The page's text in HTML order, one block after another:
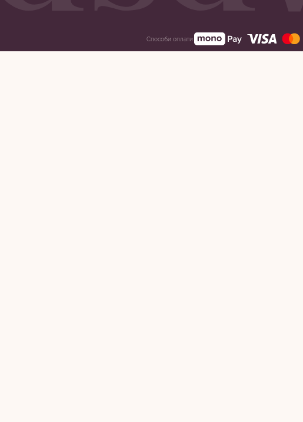
Способи оплати